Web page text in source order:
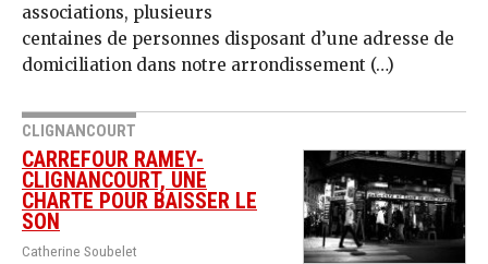
associations, plusieurs
centaines de personnes disposant d’une adresse de
domiciliation dans notre arrondissement (…)
CLIGNANCOURT
CARREFOUR RAMEY-
CLIGNANCOURT, UNE
CHARTE POUR BAISSER LE
SON
Catherine Soubelet